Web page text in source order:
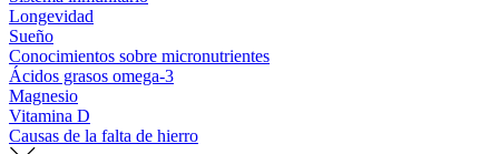
Longevidad
Sueño
Conocimientos sobre micronutrientes
Ácidos grasos omega-3
Magnesio
Vitamina D
Causas de la falta de hierro